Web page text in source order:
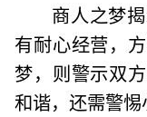
商人之梦
有耐心经营，
梦，则警示双
和谐，还需警惕